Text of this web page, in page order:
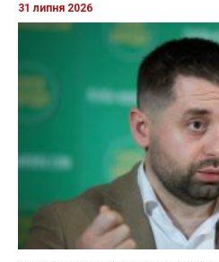
31 липня 2026